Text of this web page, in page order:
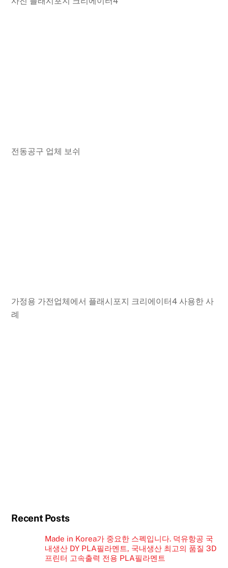
전동공구 업체 보쉬
가정용 가전업체에서 플래시포지 크리에이터4 사용한 사
례
Recent Posts
Made in Korea가 중요한 스펙입니다. 덕유항공 국
내생산 DY PLA필라멘트, 국내생산 최고의 품질 3D
프린터 고속출력 전용 PLA필라멘트